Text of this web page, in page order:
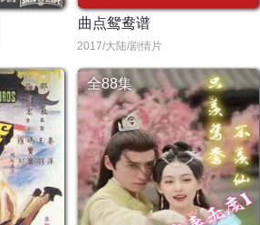
曲点鸳鸯谱
2017/大陆/剧情片
全88集